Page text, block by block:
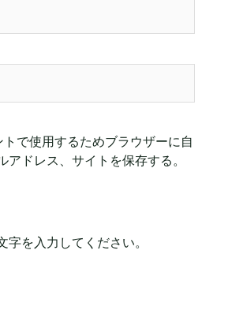
トで使用するためブラウザーに自
アドレス、サイトを保存する。
字を入力してください。